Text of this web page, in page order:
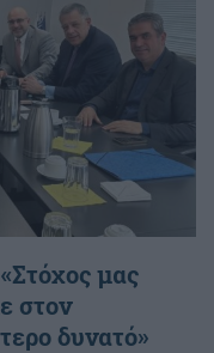
μας
στον
δυνατό»